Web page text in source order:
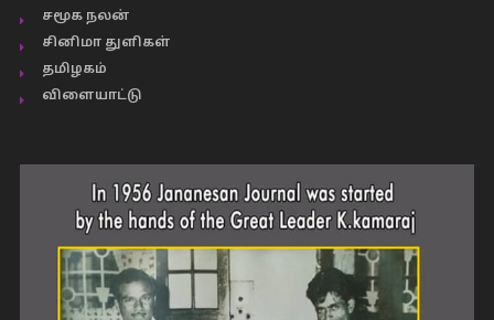
சமூக நலன்
சினிமா துளிகள்
தமிழகம்
விளையாட்டு